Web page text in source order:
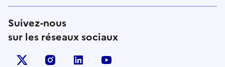
Suivez-nous
sur les réseaux sociaux
X (anciennement Twitter)
instagramlinkedin